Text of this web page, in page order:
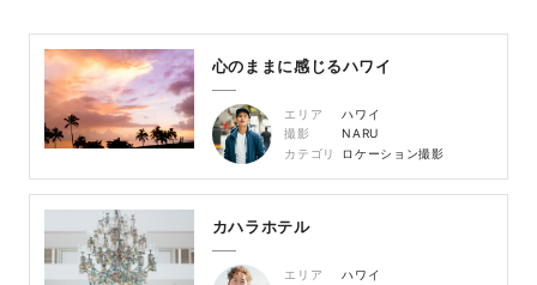
心のままに感じるハワイ
エリア
ハワイ
撮影
NARU
カテゴリ
ロケーション撮影
カハラホテル
エリア
ハワイ